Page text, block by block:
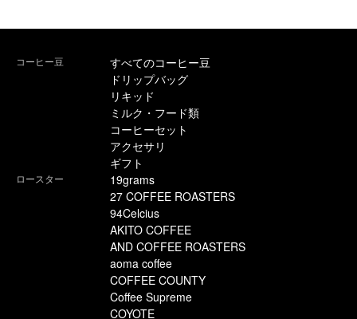
コーヒー豆
すべてのコーヒー豆
ドリップバッグ
リキッド
ミルク・フード類
コーヒーセット
アクセサリ
ギフト
ロースター
19grams
27 COFFEE ROASTERS
94Celcius
AKITO COFFEE
AND COFFEE ROASTERS
aoma coffee
COFFEE COUNTY
Coffee Supreme
COYOTE